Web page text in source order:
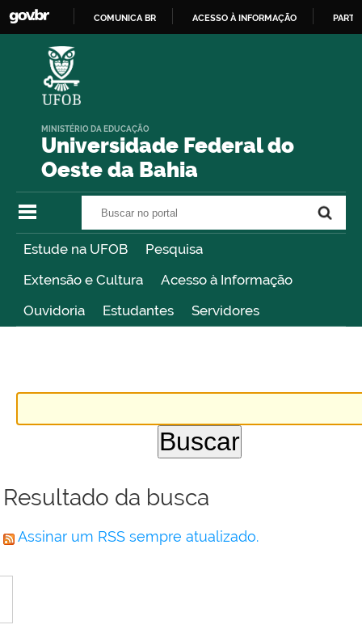
COMUNICA BR ACESSO À INFORMAÇÃO
Universidade Federal do
Oeste da Bahia
MINISTÉRIO DA EDUCAÇÃO
Estude na UFOB
Pesquisa
Extensão e Cultura
Acesso à Informação
Ouvidoria
Estudantes Servidores
Resultado da busca
Assinar um RSS sempre atualizado.